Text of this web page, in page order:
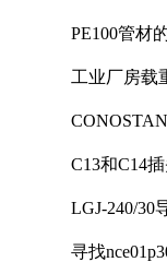
PE100管材
工业厂房载
C13和C14
LGJ-240/30
寻找